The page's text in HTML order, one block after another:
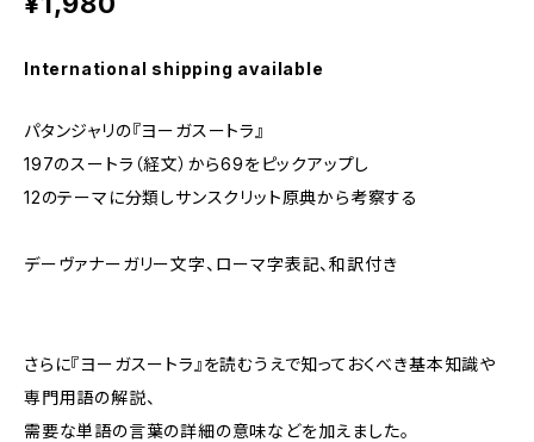
International shipping available
パタンジャリの『ヨーガスートラ』
197のスートラ（経文）から69をピックアップし
12のテーマに分類しサンスクリット原典から考察する
デーヴァナーガリー文字、ローマ字表記、和訳付き
さらに『ヨーガスートラ』を読むうえで知っておくべき基本知識や
専門用語の解説、
需要な単語の言葉の詳細の意味などを加えました。